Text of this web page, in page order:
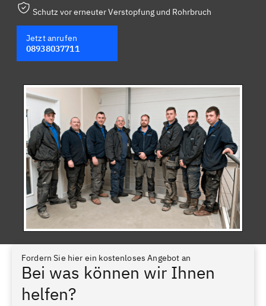
Schutz vor erneuter Verstopfung und Rohrbruch
Jetzt anrufen
08938037711
Fordern Sie hier ein kostenloses Angebot an
Bei was können wir Ihnen
helfen?